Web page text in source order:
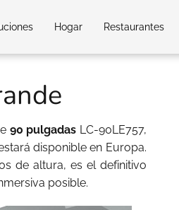
Hogar Restaurantes
90 pulgadas LC-90LE757,
disponible en Europa.
de altura, es el definitivo
posible.